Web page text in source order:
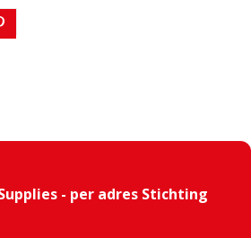
- per adres Stichting